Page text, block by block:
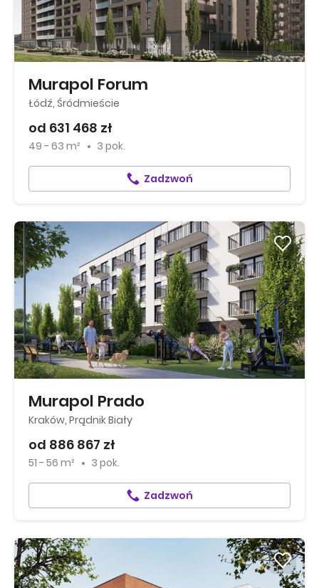
Murapol Forum
Łódź, Śródmieście
od 631 468 zł
49 - 63 m² 3 pok.
Zadzwoń
Murapol Prado
Kraków, Prądnik Biały
od 886 867 zł
51 - 56 m² 3 pok.
Zadzwoń